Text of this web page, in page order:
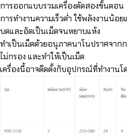
การออกแบบรวมเครื่องตัดสองขั้นตอน
การทำงานความเร็วต่ำ ใช้พลังงานน้อ
บดและอัดเป็นเม็ดจนหยาบแห้ง
ทำเป็นเม็ดด้วยอนุภาคนาโนปราศจาก
ไม่กรอง และทำให้เป็นเม็ด
เครื่องนี้อาจติดตั้งกับอุปกรณ์ที่ทำงานโ